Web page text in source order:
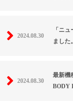
2024.08.30
「ニ
ました。
2024.08.30
最新機
BODY